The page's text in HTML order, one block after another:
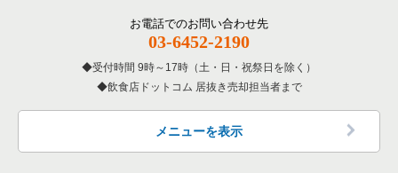
その他の居抜き売却物件の案件一覧
江戸川区の飲食店の居抜き売却物件の案件一覧
墨田区の飲食店の居抜き売却物件の案件一覧
品川区の飲食店の居抜き売却物件の案件一覧
東京23区の専門料理の居抜き売却物件の案件一覧
東京23区の和食の居抜き売却物件の案件一覧
東京23区の洋食の居抜き売却物件の案件一覧
墨田区の和食の居抜き売却物件の案件一覧
墨田区の洋食の居抜き売却物件の案件一覧
墨田区のその他の居抜き売却物件の案件一覧
お電話でのお問い合わせ先
03-6452-2190
受付時間 9時～17時（土・日・祝祭日を除く）
飲食店ドットコム 居抜き売却担当者まで
メニューを表示